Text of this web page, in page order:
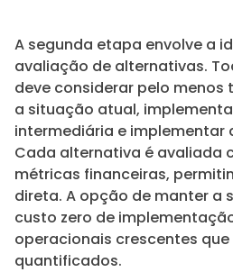
A segunda etapa envolve a
avaliação de alternativas.
deve considerar pelo menos
a situação atual,
intermediária e implementar
Cada alternativa é avaliada
métricas financeiras,
direta. A opção de manter a
custo zero de
operacionais crescentes que
quantificados.